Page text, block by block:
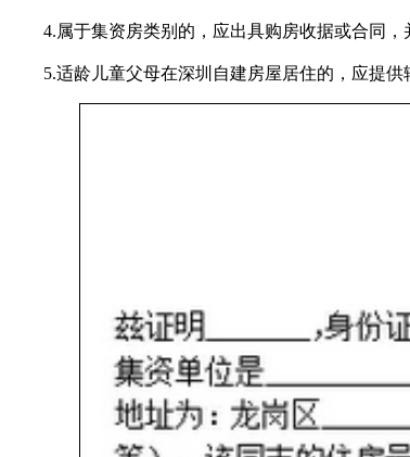
4.属于集资房类别的，应出具购房收据或合同，
5.适龄儿童父母在深圳自建房屋居住的，应提供